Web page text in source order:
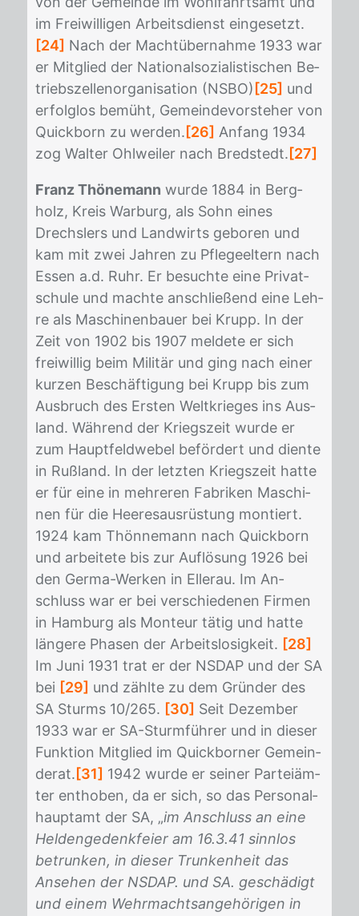
im Frei­wil­li­gen Ar­beits­dienst ein­ge­setzt.
[24] Nach der Macht­über­nah­me 1933 war
er Mit­glied der Na­tio­nal­so­zia­lis­ti­schen Be­
triebs­zel­len­or­ga­ni­sa­ti­on (NSBO) [25] und
er­folg­los be­müht, Ge­mein­de­vor­ste­her von
Quick­born zu wer­den. [26] An­fang 1934
zog Wal­ter Ohl­wei­ler nach Bredstedt. [27]
Franz Thönemann wur­de 1884 in Berg­
holz, Kreis War­burg, als Sohn ei­nes
Drechs­lers und Land­wirts ge­bo­ren und
kam mit zwei Jah­ren zu Pfle­ge­el­tern nach
Es­sen a.d. Ruhr. Er be­such­te eine Pri­vat­
schu­le und mach­te an­schlie­ßend eine Leh­
re als Ma­schi­nen­bau­er bei Krupp. In der
Zeit von 1902 bis 1907 mel­de­te er sich
frei­wil­lig beim Mi­li­tär und ging nach ei­ner
kur­zen Be­schäf­ti­gung bei Krupp bis zum
Aus­bruch des Ers­ten Welt­krie­ges ins Aus­
land. Wäh­rend der Kriegs­zeit wur­de er
zum Haupt­feld­we­bel be­för­dert und dien­te
in Ruß­land. In der letz­ten Kriegs­zeit hat­te
er für eine in meh­re­ren Fa­bri­ken Ma­schi­
nen für die Hee­res­aus­rüs­tung mon­tiert.
1924 kam Thön­ne­mann nach Quick­born
und ar­bei­te­te bis zur Auf­lö­sung 1926 bei
den Ger­ma-Wer­ken in El­lerau. Im An­
schluss war er bei ver­schie­de­nen Fir­men
in Ham­burg als Mon­teur tä­tig und hat­te
län­ge­re Pha­sen der Ar­beits­lo­sig­keit. [28]
Im Juni 1931 trat er der NS­DAP und der SA
bei [29] und zähl­te zu dem Grün­der des
SA Sturms 10/​265. [30] Seit De­zem­ber
1933 war er SA-Sturm­füh­rer und in die­ser
Funk­ti­on Mit­glied im Quick­bor­ner Ge­mein­
de­rat. [31] 1942 wur­de er sei­ner Par­tei­äm­
ter ent­ho­ben, da er sich, so das Per­so­nal­
haupt­amt der SA, „im Anschluss an eine
Heldengedenkfeier am 16.3.41 sinnlos
betrunken, in dieser Trunkenheit das
Ansehen der NSDAP. und SA. geschädigt
und einem Wehrmachtsangehörigen in